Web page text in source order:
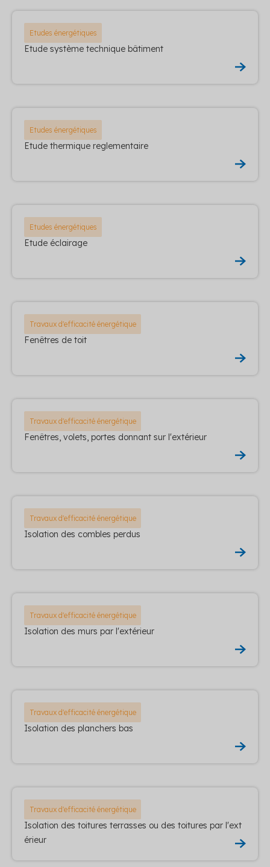
Etudes énergétiques
Etude système technique bâtiment
Etudes énergétiques
Etude thermique reglementaire
Etudes énergétiques
Etude éclairage
Travaux d'efficacité énergétique
Fenêtres de toit
Travaux d'efficacité énergétique
Fenêtres, volets, portes donnant sur l'extérieur
Travaux d'efficacité énergétique
Isolation des combles perdus
Travaux d'efficacité énergétique
Isolation des murs par l'extérieur
Travaux d'efficacité énergétique
Isolation des planchers bas
Travaux d'efficacité énergétique
Isolation des toitures terrasses ou des toitures par l'ext
érieur